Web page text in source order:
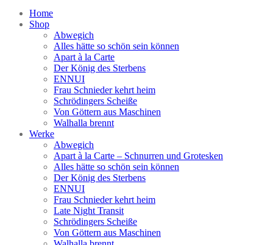
Home
Shop
Abwegich
Alles hätte so schön sein können
Apart à la Carte
Der König des Sterbens
ENNUI
Frau Schnieder kehrt heim
Schrödingers Scheiße
Von Göttern aus Maschinen
Walhalla brennt
Werke
Abwegich
Apart à la Carte – Schnurren und Grotesken
Alles hätte so schön sein können
Der König des Sterbens
ENNUI
Frau Schnieder kehrt heim
Late Night Transit
Schrödingers Scheiße
Von Göttern aus Maschinen